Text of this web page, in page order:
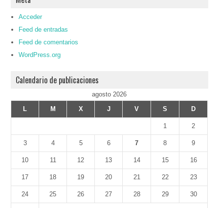
Acceder
Feed de entradas
Feed de comentarios
WordPress.org
Calendario de publicaciones
agosto 2026
L
M X J V S D
1 2
3 4 5 6 7 8 9
10 11 12 13 14 15 16
17 18 19 20 21 22 23
24 25 26 27 28 29 30